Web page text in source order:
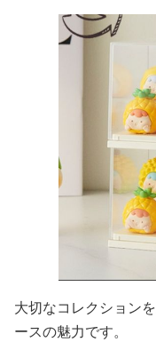
大切なコレクションを
ースの魅力です。